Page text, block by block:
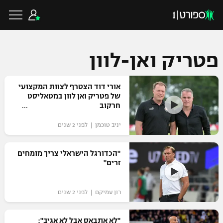
כדורגל ישראלי
ליגת העל
גביע הטוטו
ליגיונרים
גביע המדינה
כדורגל עולמי
ליגת האלופות
ליגה אירופית
ליגה אנגלית
כדורסל ישראלי
ליגת ווינר סל
ליגה לאומית
כדורסל עולמי
NBA
פטריק ואן-לוון
אורי דוד הצטרף לצוות המקצועי
של פטריק ואן לוון במטאליסט
חרקוב
יניב טוכמן | לפני 2 שנים
"הכדורגל הישראלי צריך מומחים
זרים"
רון עמיקם | לפני 2 שנים
"לא אתבאס אבל לא אגיב":